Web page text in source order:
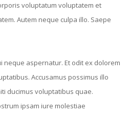
voluptatum voluptatem et
Autem neque culpa illo. Saepe
neque aspernatur. Et odit ex dolorem
Accusamus possimus illo
ducimus voluptatibus quae.
ipsam iure molestiae